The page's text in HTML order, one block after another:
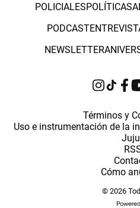
POLICIALESPOLÍTICA
PODCAST
NEWSLETTER
Términos y
Uso e instrumentación de la
Cómo
© 2026